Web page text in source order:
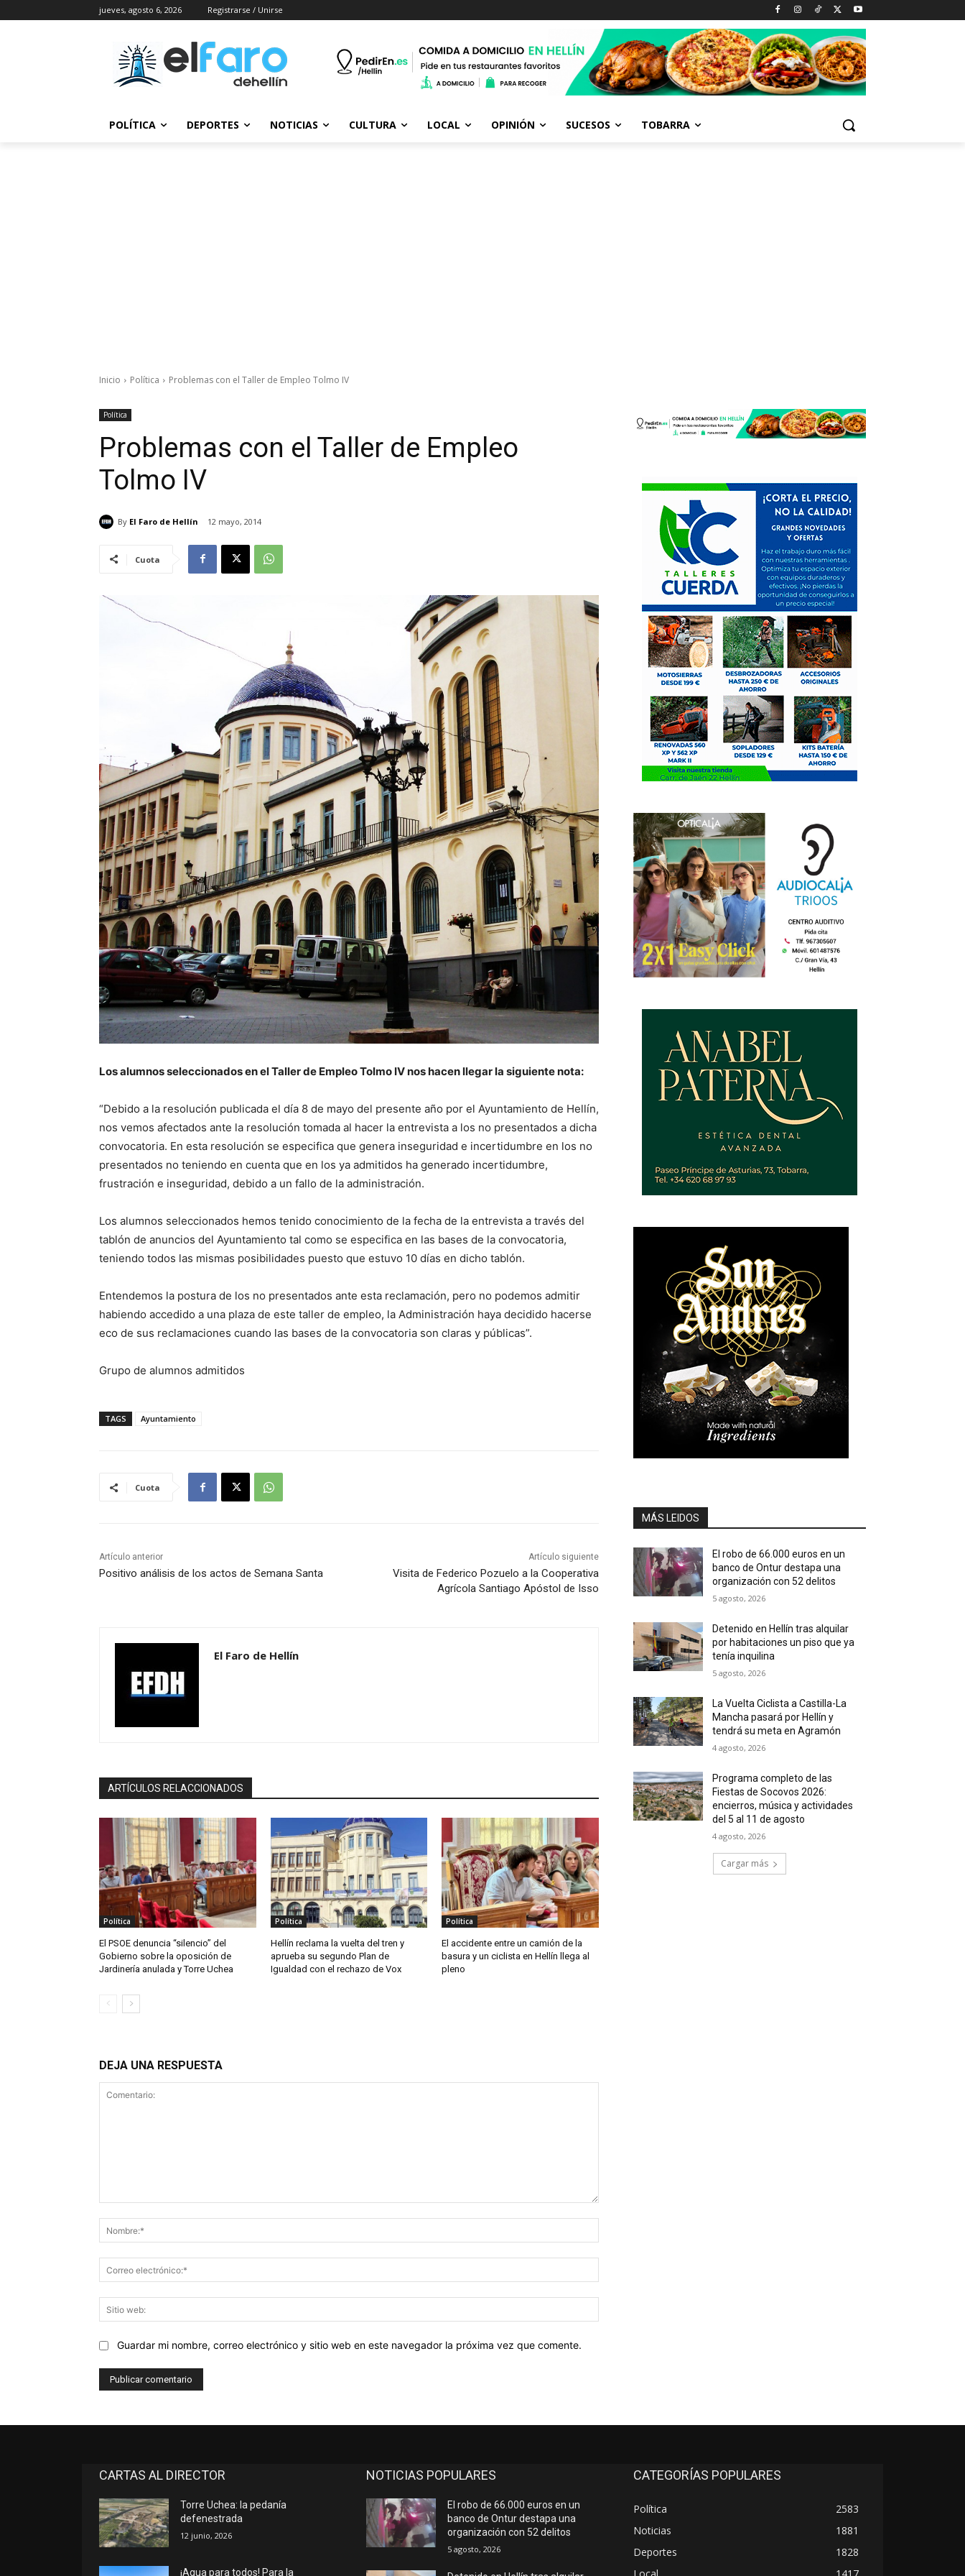
jueves, agosto 6, 2026 Registrarse / Unirse
POLÍTICA DEPORTES NOTICIAS CULTURA LOCAL OPINIÓN SUCESOS TOBARRA
Inicio Política Problemas con el Taller de Empleo Tolmo IV
Política
Problemas con el Taller de Empleo
Tolmo IV
By El Faro de Hellín 12 mayo, 2014
Cuota
Los alumnos seleccionados en el Taller de Empleo Tolmo IV nos hacen llegar la siguiente nota:
“Debido a la resolución publicada el día 8 de mayo del presente año por el Ayuntamiento de Hellín,
nos vemos afectados ante la resolución tomada al hacer la entrevista a los no presentados a dicha
convocatoria. En esta resolución se especifica que genera inseguridad e incertidumbre en los no
presentados no teniendo en cuenta que en los ya admitidos ha generado incertidumbre,
frustración e inseguridad, debido a un fallo de la administración.
Los alumnos seleccionados hemos tenido conocimiento de la fecha de la entrevista a través del
tablón de anuncios del Ayuntamiento tal como se especifica en las bases de la convocatoria,
teniendo todos las mismas posibilidades puesto que estuvo 10 días en dicho tablón.
Entendemos la postura de los no presentados ante esta reclamación, pero no podemos admitir
habiendo accedido a una plaza de este taller de empleo, la Administración haya decidido hacerse
eco de sus reclamaciones cuando las bases de la convocatoria son claras y públicas”.
Grupo de alumnos admitidos
TAGS Ayuntamiento
Cuota
Artículo anterior
Positivo análisis de los actos de Semana Santa
Artículo siguiente
Visita de Federico Pozuelo a la Cooperativa
Agrícola Santiago Apóstol de Isso
El Faro de Hellín
ARTÍCULOS RELACCIONADOS
Política
El PSOE denuncia “silencio” del
Gobierno sobre la oposición de
Jardinería anulada y Torre Uchea
Política
Hellín reclama la vuelta del tren y
aprueba su segundo Plan de
Igualdad con el rechazo de Vox
Política
El accidente entre un camión de la
basura y un ciclista en Hellín llega al
pleno
DEJA UNA RESPUESTA
electrónico:*
web:
Guardar mi nombre, correo electrónico y sitio web en este navegador la próxima vez que comente.
MÁS LEIDOS
El robo de 66.000 euros en un
banco de Ontur destapa una
organización con 52 delitos
5 agosto, 2026
Detenido en Hellín tras alquilar
por habitaciones un piso que ya
tenía inquilina
5 agosto, 2026
La Vuelta Ciclista a Castilla-La
Mancha pasará por Hellín y
tendrá su meta en Agramón
4 agosto, 2026
Programa completo de las
Fiestas de Socovos 2026:
encierros, música y actividades
del 5 al 11 de agosto
4 agosto, 2026
Cargar más
CARTAS AL DIRECTOR
Torre Uchea: la pedanía
defenestrada
12 junio, 2026
¡Agua para todos! Para la
NOTICIAS POPULARES
El robo de 66.000 euros en un
banco de Ontur destapa una
organización con 52 delitos
5 agosto, 2026
CATEGORÍAS POPULARES
Política
2583
Noticias
1881
Deportes
1828